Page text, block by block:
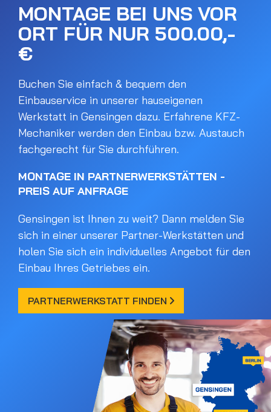
MONTAGE BEI UNS VOR
ORT FÜR NUR 500.00,-
€
Buchen Sie einfach & bequem den
Einbauservice in unserer hauseigenen
Werkstatt in Gensingen dazu. Erfahrene KFZ-
Mechaniker werden den Einbau bzw. Austauch
fachgerecht für Sie durchführen.
MONTAGE IN PARTNERWERKSTÄTTEN -
PREIS AUF ANFRAGE
Gensingen ist Ihnen zu weit? Dann melden Sie
sich in einer unserer Partner-Werkstätten und
holen Sie sich ein individuelles Angebot für den
Einbau Ihres Getriebes ein.
PARTNERWERKSTATT FINDEN